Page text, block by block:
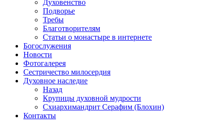
Духовенство
Подворье
Требы
Благотворителям
Статьи о монастыре в интернете
Богослужения
Новости
Фотогалерея
Сестричество милосердия
Духовное наследие
Назад
Крупицы духовной мудрости
Схиархимандрит Серафим (Блохин)
Контакты